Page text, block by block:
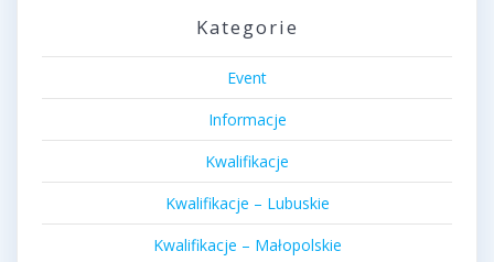
Kategorie
Event
Informacje
Kwalifikacje
Kwalifikacje – Lubuskie
Kwalifikacje – Małopolskie